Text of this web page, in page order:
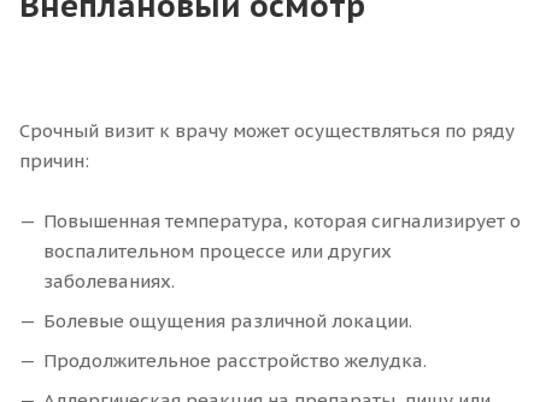
Срочный визит к врачу может осуществляться по ряду
причин:
Повышенная температура, которая сигнализирует о
воспалительном процессе или других
заболеваниях.
Болевые ощущения различной локации.
Продолжительное расстройство желудка.